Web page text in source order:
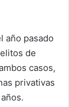
año pasado
de
casos,
privativas